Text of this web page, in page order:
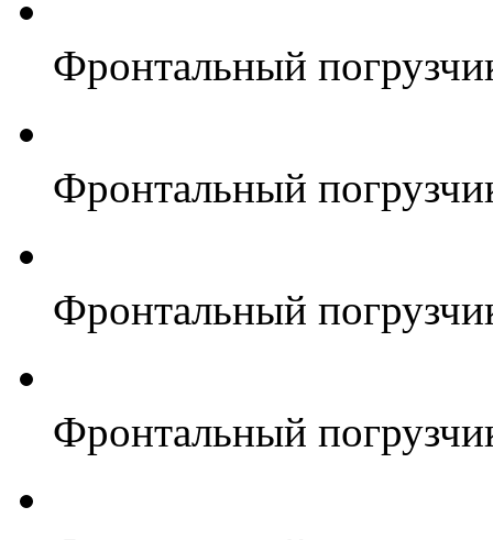
Фронтальный
Фронтальный
Фронтальный
Фронтальный